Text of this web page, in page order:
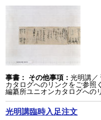
事書： その他事項：光明講／
カタログへのリンクをご参照
編纂所ユニオンカタログへの
光明講臨時入足注文